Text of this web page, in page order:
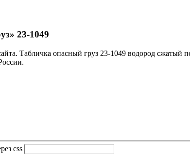
23-1049
Табличка опасный груз 23-1049 водород
css